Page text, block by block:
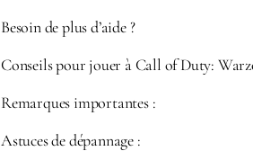
Besoin de plus d’aide ?
Conseils pour jouer à Call of Duty:
Remarques importantes :
Astuces de dépannage :